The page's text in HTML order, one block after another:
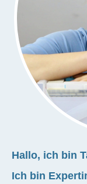
Hallo, ich bin
Ich bin